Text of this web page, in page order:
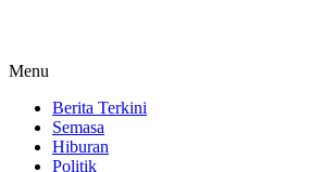
Menu
Berita Terkini
Semasa
Hiburan
Politik